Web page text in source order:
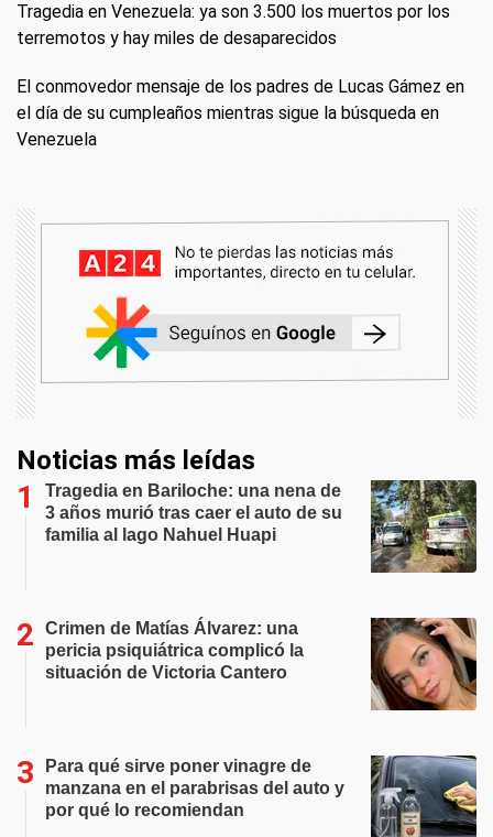
Tragedia en Venezuela: ya son 3.500 los muertos por los
terremotos y hay miles de desaparecidos
El conmovedor mensaje de los padres de Lucas Gámez en
el día de su cumpleaños mientras sigue la búsqueda en
Venezuela
Noticias más leídas
Tragedia en Bariloche: una nena de
3 años murió tras caer el auto de su
familia al lago Nahuel Huapi
Crimen de Matías Álvarez: una
pericia psiquiátrica complicó la
situación de Victoria Cantero
Para qué sirve poner vinagre de
manzana en el parabrisas del auto y
por qué lo recomiendan